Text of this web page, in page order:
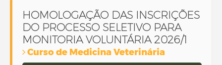
HOMOLOGAÇÃO DAS INSCRIÇÕES
DO PROCESSO SELETIVO PARA
MONITORIA VOLUNTÁRIA 2026/1
Curso de Medicina Veterinária